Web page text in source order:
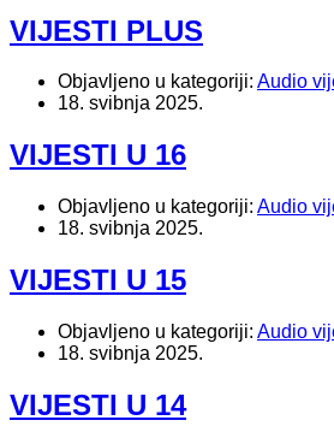
VIJESTI PLUS
Objavljeno u kategoriji: Audio
18. svibnja 2025.
VIJESTI U 16
Objavljeno u kategoriji: Audio
18. svibnja 2025.
VIJESTI U 15
Objavljeno u kategoriji: Audio
18. svibnja 2025.
VIJESTI U 14